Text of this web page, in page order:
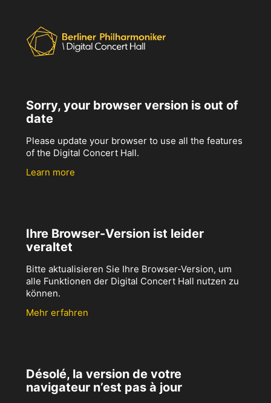
Sorry, your browser version is out of
date
Please update your browser to use all the features
of the Digital Concert Hall.
Learn more
Ihre Browser-Version ist leider
veraltet
Bitte aktualisieren Sie Ihre Browser-Version, um
alle Funktionen der Digital Concert Hall nutzen zu
können.
Mehr erfahren
Désolé, la version de votre
navigateur n’est pas à jour